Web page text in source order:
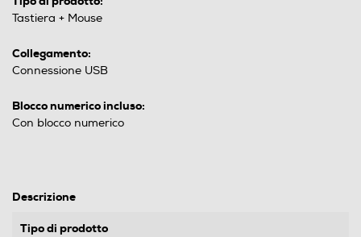
Tastiera + Mouse
Collegamento:
Connessione USB
Blocco numerico incluso:
Con blocco numerico
Descrizione
Tipo di prodotto